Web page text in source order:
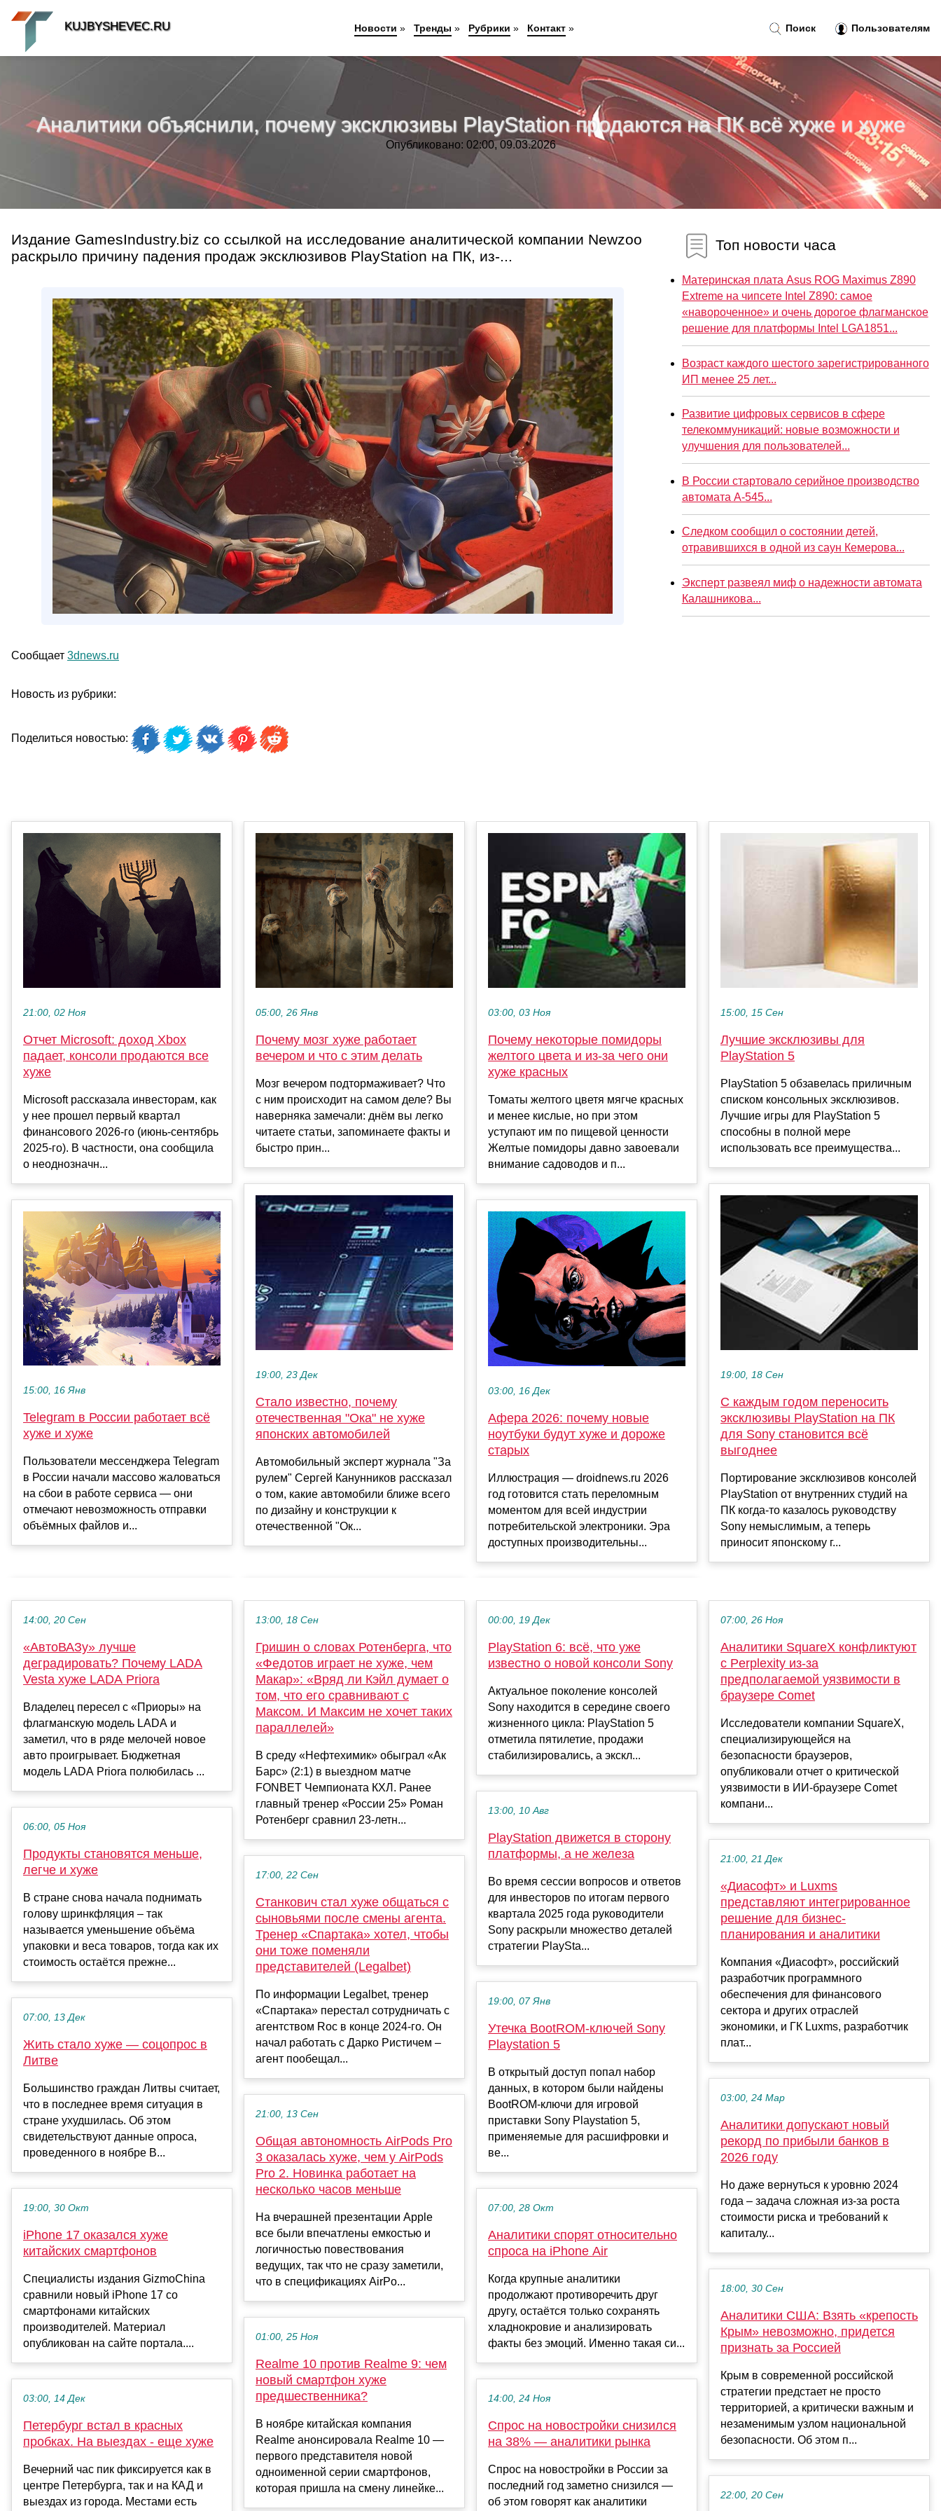
Аналитики объяснили, почему эксклюзивы PlayStation продаются на ПК всё хуже и хуже
Опубликовано: 02:00, 09.03.2026
Издание GamesIndustry.biz со ссылкой на исследование аналитической компании Newzoo
раскрыло причину падения продаж эксклюзивов PlayStation на ПК, из-...
Сообщает 3dnews.ru
Новость из рубрики:
Поделиться новостью:
Топ новости часа
Материнская плата Asus ROG Maximus Z890
Extreme на чипсете Intel Z890: самое
«навороченное» и очень дорогое флагманское
решение для платформы Intel LGA1851...
Возраст каждого шестого зарегистрированного
ИП менее 25 лет...
Развитие цифровых сервисов в сфере
телекоммуникаций: новые возможности и
улучшения для пользователей...
В России стартовало серийное производство
автомата А-545...
Следком сообщил о состоянии детей,
отравившихся в одной из саун Кемерова...
Эксперт развеял миф о надежности автомата
Калашникова...
21:00, 02 Ноя
Отчет Microsoft: доход Xbox
падает, консоли продаются все
хуже
Microsoft рассказала инвесторам, как
у нее прошел первый квартал
финансового 2026-го (июнь-сентябрь
2025-го). В частности, она сообщила
о неоднозначн...
15:00, 16 Янв
Telegram в России работает всё
хуже и хуже
Пользователи мессенджера Telegram
в России начали массово жаловаться
на сбои в работе сервиса — они
отмечают невозможность отправки
объёмных файлов и...
05:00, 26 Янв
Почему мозг хуже работает
вечером и что с этим делать
Мозг вечером подтормаживает? Что
с ним происходит на самом деле? Вы
наверняка замечали: днём вы легко
читаете статьи, запоминаете факты и
быстро прин...
19:00, 23 Дек
Стало известно, почему
отечественная "Ока" не хуже
японских автомобилей
Автомобильный эксперт журнала "За
рулем" Сергей Канунников рассказал
о том, какие автомобили ближе всего
по дизайну и конструкции к
отечественной "Ок...
03:00, 03 Ноя
Почему некоторые помидоры
желтого цвета и из-за чего они
хуже красных
Томаты желтого цветя мягче красных
и менее кислые, но при этом
уступают им по пищевой ценности
Желтые помидоры давно завоевали
внимание садоводов и п...
03:00, 16 Дек
Афера 2026: почему новые
ноутбуки будут хуже и дороже
старых
Иллюстрация — droidnews.ru 2026
год готовится стать переломным
моментом для всей индустрии
потребительской электроники. Эра
доступных производительны...
15:00, 15 Сен
Лучшие эксклюзивы для
PlayStation 5
PlayStation 5 обзавелась приличным
списком консольных эксклюзивов.
Лучшие игры для PlayStation 5
способны в полной мере
использовать все преимущества...
19:00, 18 Сен
С каждым годом переносить
эксклюзивы PlayStation на ПК
для Sony становится всё
выгоднее
Портирование эксклюзивов консолей
PlayStation от внутренних студий на
ПК когда-то казалось руководству
Sony немыслимым, а теперь
приносит японскому г...
14:00, 20 Сен
«АвтоВАЗу» лучше
деградировать? Почему LADA
Vesta хуже LADA Priora
Владелец пересел с «Приоры» на
флагманскую модель LADA и
заметил, что в ряде мелочей новое
авто проигрывает. Бюджетная
модель LADA Priora полюбилась ...
06:00, 05 Ноя
Продукты становятся меньше,
легче и хуже
В стране снова начала поднимать
голову шринкфляция – так
называется уменьшение объёма
упаковки и веса товаров, тогда как их
стоимость остаётся прежне...
07:00, 13 Дек
Жить стало хуже — соцопрос в
Литве
Большинство граждан Литвы считает,
что в последнее время ситуация в
стране ухудшилась. Об этом
свидетельствуют данные опроса,
проведенного в ноябре B...
19:00, 30 Окт
iPhone 17 оказался хуже
китайских смартфонов
Специалисты издания GizmoChina
сравнили новый iPhone 17 со
смартфонами китайских
производителей. Материал
опубликован на сайте портала....
03:00, 14 Дек
Петербург встал в красных
пробках. На выездах - еще хуже
Вечерний час пик фиксируется как в
центре Петербурга, так и на КАД и
выездах из города. Местами есть
13:00, 18 Сен
Гришин о словах Ротенберга, что
«Федотов играет не хуже, чем
Макар»: «Вряд ли Кэйл думает о
том, что его сравнивают с
Максом. И Максим не хочет таких
параллелей»
В среду «Нефтехимик» обыграл «Ак
Барс» (2:1) в выездном матче
FONBET Чемпионата КХЛ. Ранее
главный тренер «России 25» Роман
Ротенберг сравнил 23-летн...
17:00, 22 Сен
Станкович стал хуже общаться с
сыновьями после смены агента.
Тренер «Спартака» хотел, чтобы
они тоже поменяли
представителей (Legalbet)
По информации Legalbet, тренер
«Спартака» перестал сотрудничать с
агентством Roc в конце 2024-го. Он
начал работать с Дарко Ристичем –
агент пообещал...
21:00, 13 Сен
Общая автономность AirPods Pro
3 оказалась хуже, чем у AirPods
Pro 2. Новинка работает на
несколько часов меньше
На вчерашней презентации Apple
все были впечатлены емкостью и
логичностью повествования
ведущих, так что не сразу заметили,
что в спецификациях AirPo...
01:00, 25 Ноя
Realme 10 против Realme 9: чем
новый смартфон хуже
предшественника?
В ноябре китайская компания
Realme анонсировала Realme 10 —
первого представителя новой
одноименной серии смартфонов,
которая пришла на смену линейке...
00:00, 19 Дек
PlayStation 6: всё, что уже
известно о новой консоли Sony
Актуальное поколение консолей
Sony находится в середине своего
жизненного цикла: PlayStation 5
отметила пятилетие, продажи
стабилизировались, а экскл...
13:00, 10 Авг
PlayStation движется в сторону
платформы, а не железа
Во время сессии вопросов и ответов
для инвесторов по итогам первого
квартала 2025 года руководители
Sony раскрыли множество деталей
стратегии PlaySta...
19:00, 07 Янв
Утечка BootROM-ключей Sony
Playstation 5
В открытый доступ попал набор
данных, в котором были найдены
BootROM-ключи для игровой
приставки Sony Playstation 5,
применяемые для расшифровки и
ве...
07:00, 28 Окт
Аналитики спорят относительно
спроса на iPhone Air
Когда крупные аналитики
продолжают противоречить друг
другу, остаётся только сохранять
хладнокровие и анализировать
факты без эмоций. Именно такая си...
14:00, 24 Ноя
Спрос на новостройки снизился
на 38% — аналитики рынка
Спрос на новостройки в России за
последний год заметно снизился —
об этом говорят как аналитики
07:00, 26 Ноя
Аналитики SquareX конфликтуют
с Perplexity из-за
предполагаемой уязвимости в
браузере Comet
Исследователи компании SquareX,
специализирующейся на
безопасности браузеров,
опубликовали отчет о критической
уязвимости в ИИ-браузере Comet
компани...
21:00, 21 Дек
«Диасофт» и Luxms
представляют интегрированное
решение для бизнес-
планирования и аналитики
Компания «Диасофт», российский
разработчик программного
обеспечения для финансового
сектора и других отраслей
экономики, и ГК Luxms, разработчик
плат...
03:00, 24 Мар
Аналитики допускают новый
рекорд по прибыли банков в
2026 году
Но даже вернуться к уровню 2024
года – задача сложная из-за роста
стоимости риска и требований к
капиталу...
18:00, 30 Сен
Аналитики США: Взять «крепость
Крым» невозможно, придется
признать за Россией
Крым в современной российской
стратегии предстает не просто
территорией, а критически важным и
незаменимым узлом национальной
безопасности. Об этом п...
22:00, 20 Сен
Поиск Пользователям
KUJBYSHEVEC.RU Новости » Тренды » Рубрики » Контакт»